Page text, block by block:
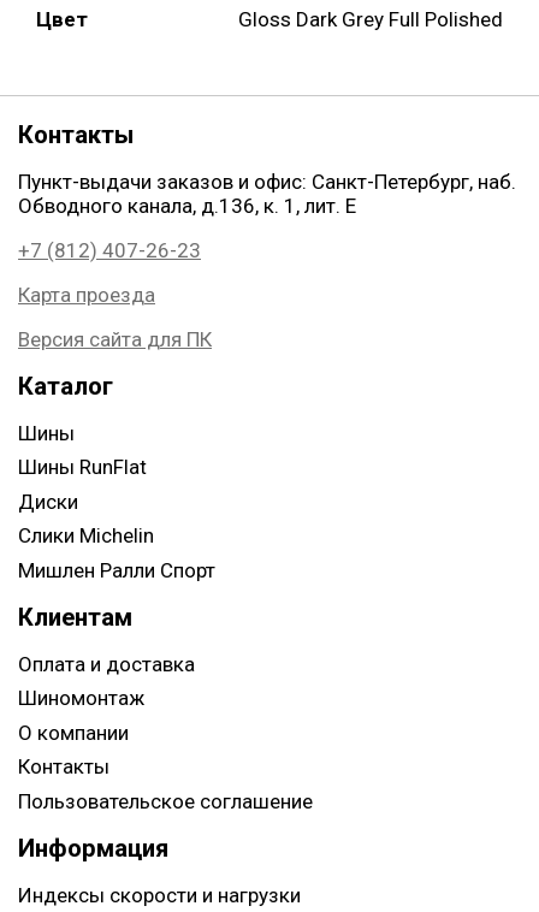
Цвет Gloss Dark Grey Full Polished
Контакты
Пункт-выдачи заказов и офис: Санкт-Петербург, наб.
Обводного канала, д.136, к. 1, лит. Е
+7 (812) 407-26-23
Карта проезда
Версия сайта для ПК
Каталог
Шины
Шины RunFlat
Диски
Слики Michelin
Мишлен Ралли Спорт
Клиентам
Оплата и доставка
Шиномонтаж
О компании
Контакты
Пользовательское соглашение
Информация
Индексы скорости и нагрузки